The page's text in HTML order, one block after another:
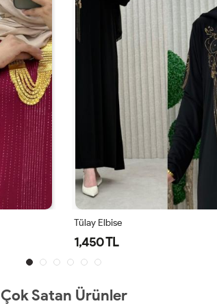
Tülay Elbise
1,450 TL
Çok Satan Ürünler